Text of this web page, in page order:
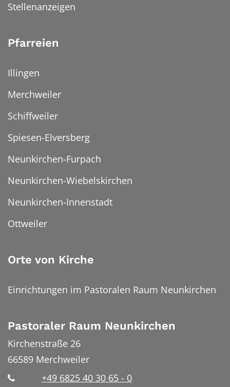
Stellenanzeigen
Pfarreien
Illingen
Merchweiler
Schiffweiler
Spiesen-Elversberg
Neunkirchen-Furpach
Neunkirchen-Wiebelskirchen
Neunkirchen-Innenstadt
Ottweiler
Orte von Kirche
Einrichtungen im Pastoralen Raum Neunkirchen
Pastoraler Raum Neunkirchen
Kirchenstraße 26
66589 Merchweiler
+49 6825 40 30 65 - 0